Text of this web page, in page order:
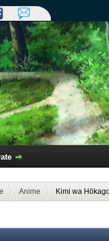
Anime Kimi wa